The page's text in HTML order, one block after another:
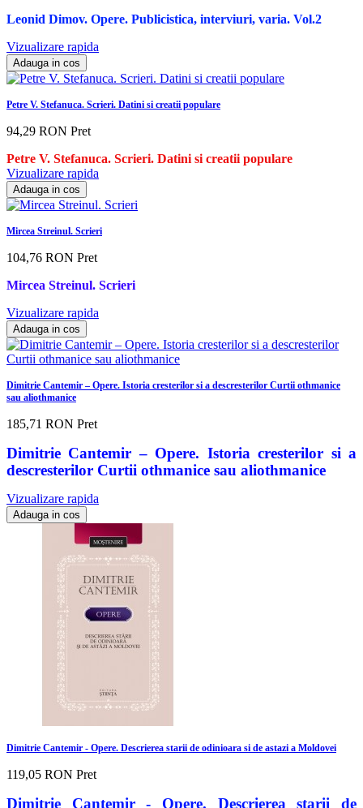
Leonid Dimov. Opere. Publicistica, interviuri, varia. Vol.2
Vizualizare rapida
Adauga in cos
Petre V. Stefanuca. Scrieri. Datini si creatii populare
94,29 RON Pret
Petre V. Stefanuca. Scrieri. Datini si creatii populare
Vizualizare rapida
Adauga in cos
Mircea Streinul. Scrieri
104,76 RON Pret
Mircea Streinul. Scrieri
Vizualizare rapida
Adauga in cos
Dimitrie Cantemir – Opere. Istoria cresterilor si a descresterilor Curtii othmanice
sau aliothmanice
185,71 RON Pret
Dimitrie Cantemir – Opere. Istoria cresterilor si a
descresterilor Curtii othmanice sau aliothmanice
Vizualizare rapida
Adauga in cos
Dimitrie Cantemir - Opere. Descrierea starii de odinioara si de astazi a Moldovei
119,05 RON Pret
Dimitrie Cantemir - Opere. Descrierea starii de